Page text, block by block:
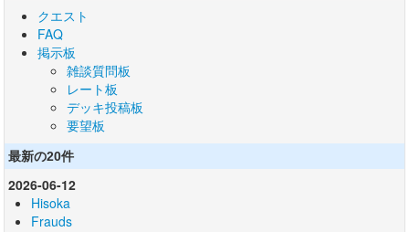
クエスト
FAQ
掲示板
雑談質問板
レート板
デッキ投稿板
要望板
最新の20件
2026-06-12
Hisoka
Frauds